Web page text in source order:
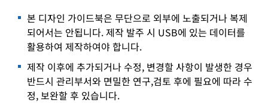
본 디자인 가이드북은 무단으로 외부에 노출되거나 복제
되어서는 안됩니다. 제작 발주 시 USB에 있는 데이터를
활용하여 제작하여야 합니다.
제작 이후에 추가되거나 수정, 변경할 사항이 발생한 경우
반드시 관리부서와 면밀한 연구,검토 후에 필요에 따라 수
정, 보완할 후 있습니다.